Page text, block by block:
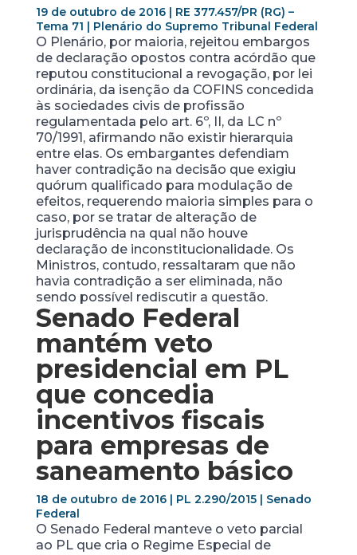
19 de outubro de 2016 | RE 377.457/PR (RG) –
Tema 71 | Plenário do Supremo Tribunal Federal
O Plenário, por maioria, rejeitou embargos
de declaração opostos contra acórdão que
reputou constitucional a revogação, por lei
ordinária, da isenção da COFINS concedida
às sociedades civis de profissão
regulamentada pelo art. 6º, II, da LC nº
70/1991, afirmando não existir hierarquia
entre elas. Os embargantes defendiam
haver contradição na decisão que exigiu
quórum qualificado para modulação de
efeitos, requerendo maioria simples para o
caso, por se tratar de alteração de
jurisprudência na qual não houve
declaração de inconstitucionalidade. Os
Ministros, contudo, ressaltaram que não
havia contradição a ser eliminada, não
sendo possível rediscutir a questão.
Senado Federal
mantém veto
presidencial em PL
que concedia
incentivos fiscais
para empresas de
saneamento básico
18 de outubro de 2016 | PL 2.290/2015 | Senado
Federal
O Senado Federal manteve o veto parcial
ao PL que cria o Regime Especial de